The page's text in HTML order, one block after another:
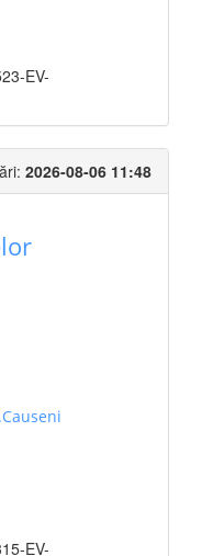
EV-
2026-08-06 11:48
EV-